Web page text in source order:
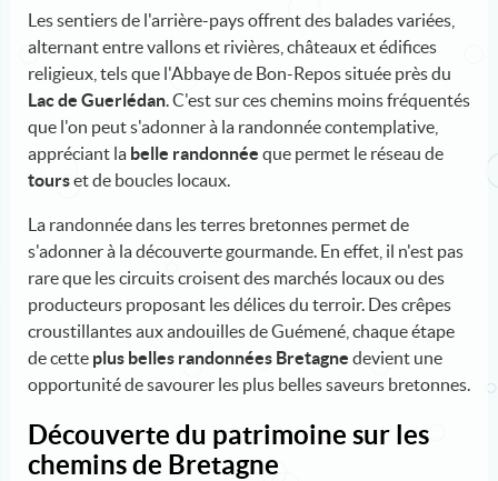
Les sentiers de l'arrière-pays offrent des balades variées,
alternant entre vallons et rivières, châteaux et édifices
religieux, tels que l'Abbaye de Bon-Repos située près du
Lac de Guerlédan. C'est sur ces chemins moins fréquentés
que l'on peut s'adonner à la randonnée contemplative,
appréciant la belle randonnée que permet le réseau de
tourset de boucles locaux.
La randonnée dans les terres bretonnes permet de
s'adonner à la découverte gourmande. En effet, il n'est pas
rare que les circuits croisent des marchés locaux ou des
producteurs proposant les délices du terroir. Des crêpes
croustillantes aux andouilles de Guémené, chaque étape
de cette plus belles randonnées Bretagne devient une
opportunité de savourer les plus belles saveurs bretonnes.
Découverte du patrimoine sur les
chemins de Bretagne